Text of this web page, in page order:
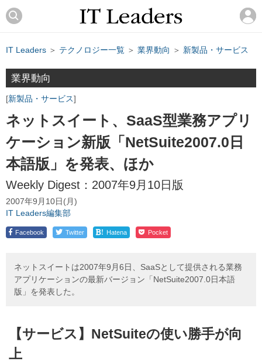
IT Leaders ＞ テクノロジー一覧 ＞ 業界動向 ＞ 新製品・サービス
業界動向
新製品・サービス
ネットスイート、SaaS型業務アプリ
ケーション新版「NetSuite2007.0日
本語版」を発表、ほか
Weekly Digest：2007年9月10日版
2007年9月10日(月)
IT Leaders編集部
Facebook Twitter ! Hatena Pocket
ネットスイートは2007年9月6日、SaaSとして提供される業務
アプリケーションの最新バージョン「NetSuite2007.0日本語
版」を発表した。
【サービス】NetSuiteの使い勝手が向
上